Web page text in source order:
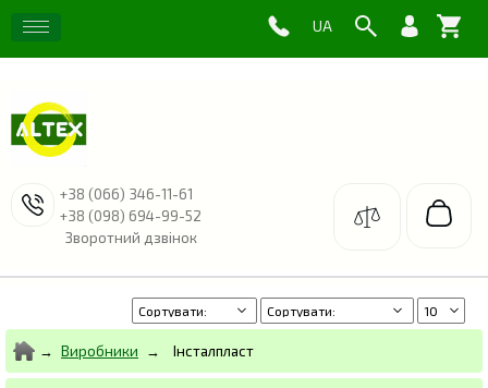
+38 (066) 346-11-61
+38 (098) 694-99-52
Зворотний дзвінок
Виробники Інсталпласт